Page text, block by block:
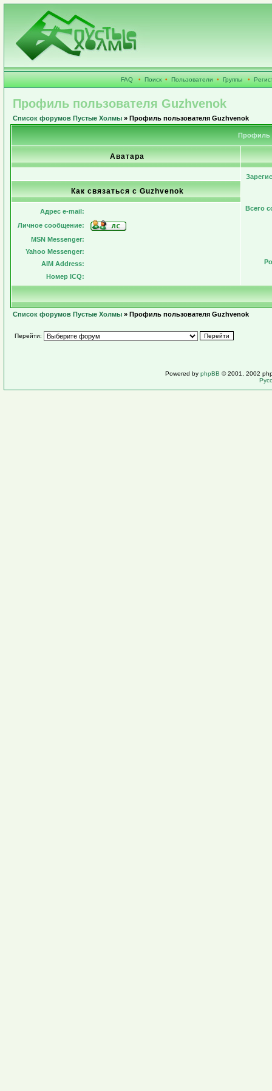
FAQ • Поиск • Пользователи • Группы •
Профиль пользователя Guzhvenok
Список форумов Пустые Холмы » Профиль пользователя Guzhvenok
Профиль
Аватара
Всего
Как связаться с Guzhvenok
Адрес e-mail:
Личное сообщение:
MSN Messenger:
Yahoo Messenger:
AIM Address:
Номер ICQ:
Список форумов Пустые Холмы » Профиль пользователя Guzhvenok
Перейти:
Powered by phpBB © 2001, 2002